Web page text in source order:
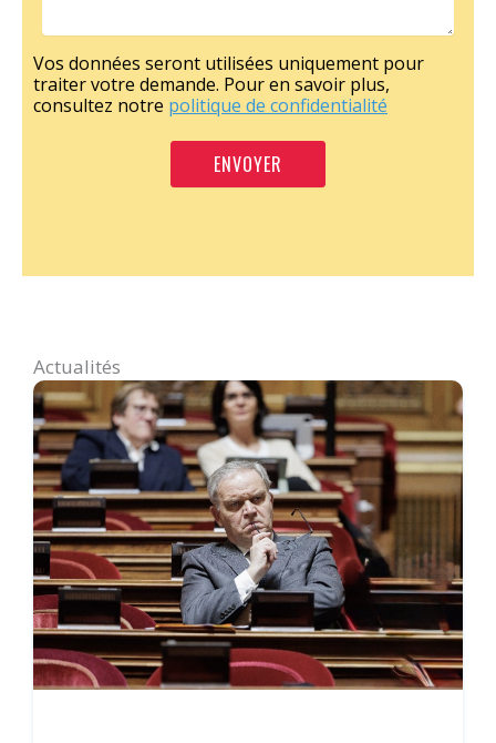
Vos données seront utilisées uniquement pour
traiter votre demande. Pour en savoir plus,
consultez notre politique de confidentialité
Actualités